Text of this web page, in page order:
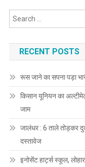
RECENT POSTS
रूस जाने का सपना पड़ा
किसान यूनियन का
जाम
जालंधर : 6 ताले तोड़कर
दस्तावेज
इनोसेंट हार्ट्स स्कूल,